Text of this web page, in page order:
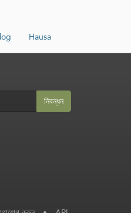
Hausa
নিবন্ধন